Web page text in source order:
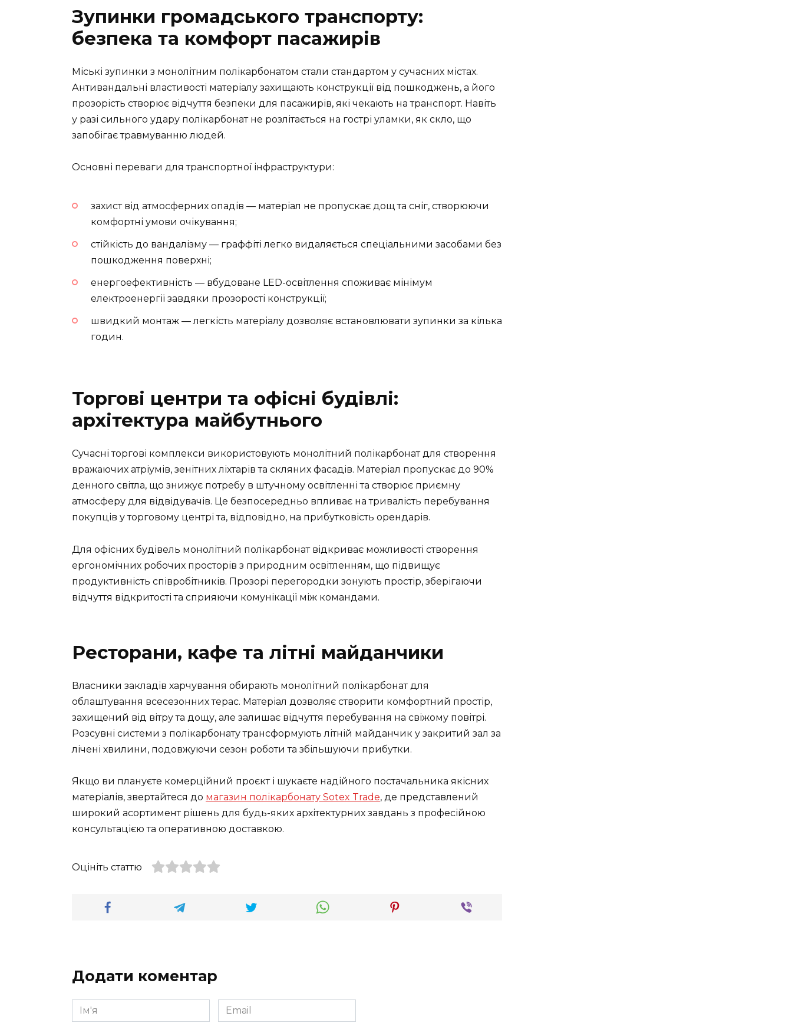
Зупинки громадського транспорту:
безпека та комфорт пасажирів
Міські зупинки з монолітним полікарбонатом стали стандартом у сучасних містах.
Антивандальні властивості матеріалу захищають конструкції від пошкоджень, а його
прозорість створює відчуття безпеки для пасажирів, які чекають на транспорт. Навіть
у разі сильного удару полікарбонат не розлітається на гострі уламки, як скло, що
запобігає травмуванню людей.
Основні переваги для транспортної інфраструктури:
захист від атмосферних опадів — матеріал не пропускає дощ та сніг, створюючи
комфортні умови очікування;
стійкість до вандалізму — граффіті легко видаляється спеціальними засобами без
пошкодження поверхні;
енергоефективність — вбудоване LED-освітлення споживає мінімум
електроенергії завдяки прозорості конструкції;
швидкий монтаж — легкість матеріалу дозволяє встановлювати зупинки за кілька
годин.
Торгові центри та офісні будівлі:
архітектура майбутнього
Сучасні торгові комплекси використовують монолітний полікарбонат для створення
вражаючих атріумів, зенітних ліхтарів та скляних фасадів. Матеріал пропускає до 90%
денного світла, що знижує потребу в штучному освітленні та створює приємну
атмосферу для відвідувачів. Це безпосередньо впливає на тривалість перебування
покупців у торговому центрі та, відповідно, на прибутковість орендарів.
Для офісних будівель монолітний полікарбонат відкриває можливості створення
ергономічних робочих просторів з природним освітленням, що підвищує
продуктивність співробітників. Прозорі перегородки зонують простір, зберігаючи
відчуття відкритості та сприяючи комунікації між командами.
Ресторани, кафе та літні майданчики
Власники закладів харчування обирають монолітний полікарбонат для
облаштування всесезонних терас. Матеріал дозволяє створити комфортний простір,
захищений від вітру та дощу, але залишає відчуття перебування на свіжому повітрі.
Розсувні системи з полікарбонату трансформують літній майданчик у закритий зал за
лічені хвилини, подовжуючи сезон роботи та збільшуючи прибутки.
Якщо ви плануєте комерційний проєкт і шукаєте надійного постачальника якісних
матеріалів, звертайтеся до магазин полікарбонату Sotex Trade, де представлений
широкий асортимент рішень для будь-яких архітектурних завдань з професійною
консультацією та оперативною доставкою.
Оцініть статтю
Додати коментар
Ім'я
*
Email
*